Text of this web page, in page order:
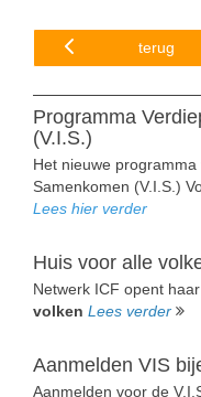
terug
Programma
(V.I.S.)
Het nieuwe
Samenkomen (V.I.S.)
Lees hier verder
Huis voor alle
Netwerk ICF opent
volken Lees verder
Aanmelden VIS
Aanmelden voor de